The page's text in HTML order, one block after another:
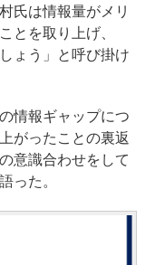
氏は情報量がメリ
とを取り上げ、
ょう」と呼び掛け
情報ギャップにつ
がったことの裏返
意識合わせをして
った。